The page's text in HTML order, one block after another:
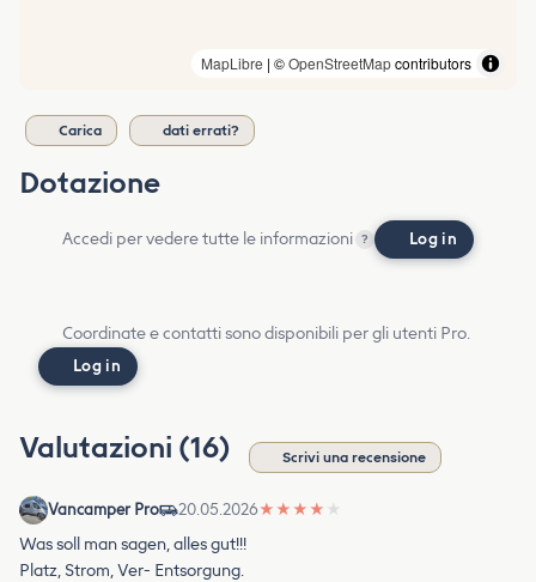
MapLibre | ©OpenStreetMapcontributors
Carica dati errati?
Dotazione
Accedi per vedere tutte le informazioni ? Log in
Coordinate e contatti sono disponibili per gli utenti Pro.
Log in
Valutazioni (16) Scrivi una recensione
Vancamper Pro 20.05.2026★ ★ ★ ★ ★
Was soll man sagen, alles gut!!!
Platz, Strom, Ver- Entsorgung.